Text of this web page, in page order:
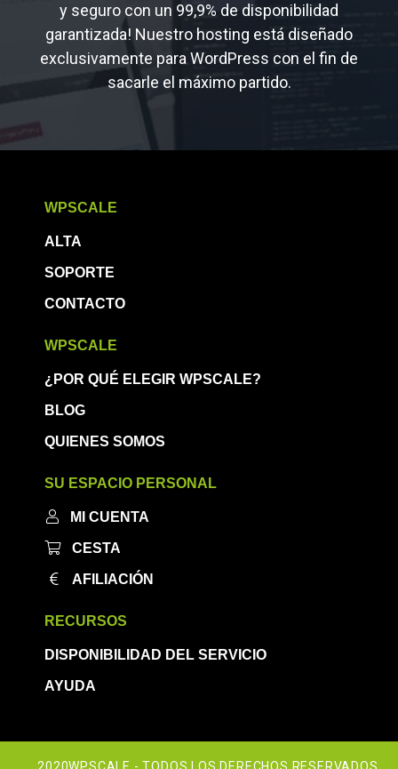
y seguro con un 99,9% de disponibilidad
garantizada! Nuestro hosting está diseñado
exclusivamente para WordPress con el fin de
sacarle el máximo partido.
WPSCALE
ALTA
SOPORTE
CONTACTO
WPSCALE
¿POR QUÉ ELEGIR WPSCALE?
BLOG
QUIENES SOMOS
SU ESPACIO PERSONAL
MI CUENTA
CESTA
AFILIACIÓN
RECURSOS
DISPONIBILIDAD DEL SERVICIO
AYUDA